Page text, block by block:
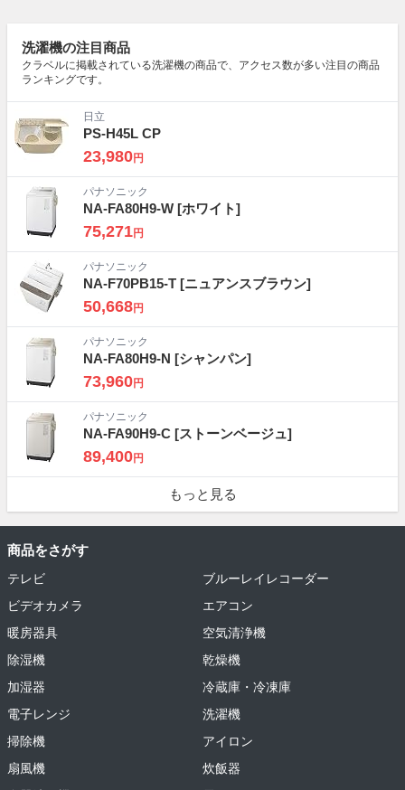
洗濯機の注目商品
クラベルに掲載されている洗濯機の商品で、アクセス数が多い注目の商品
ランキングです。
日立
PS-H45L CP
23,980円
パナソニック
NA-FA80H9-W [ホワイト]
75,271円
パナソニック
NA-F70PB15-T [ニュアンスブラウン]
50,668円
パナソニック
NA-FA80H9-N [シャンパン]
73,960円
パナソニック
NA-FA90H9-C [ストーンベージュ]
89,400円
もっと見る
商品をさがす
テレビ
ブルーレイレコーダー
ビデオカメラ
エアコン
暖房器具
空気清浄機
除湿機
乾燥機
加湿器
冷蔵庫・冷凍庫
電子レンジ
洗濯機
掃除機
アイロン
扇風機
炊飯器